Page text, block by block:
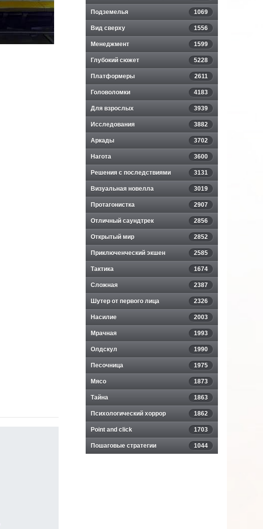
Подземелья 1069
Вид сверху 1556
Менеджмент 1599
Глубокий сюжет 5228
Платформеры 2611
Головоломки 4183
Для взрослых 3939
Исследования 3882
Аркады 3702
Нагота 3600
Решения с последствиями 3131
Визуальная новелла 3019
Протагонистка 2907
Отличный саундтрек 2856
Открытый мир 2852
Приключенческий экшен 2585
Тактика 1674
Сложная 2387
Шутер от первого лица 2326
Насилие 2003
Мрачная 1993
Олдскул 1990
Песочница 1975
Мясо 1873
Тайна 1863
Психологический хоррор 1862
Point and click 1703
Пошаговые стратегии 1044